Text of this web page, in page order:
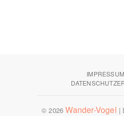
© 2026Wander-Vogel |